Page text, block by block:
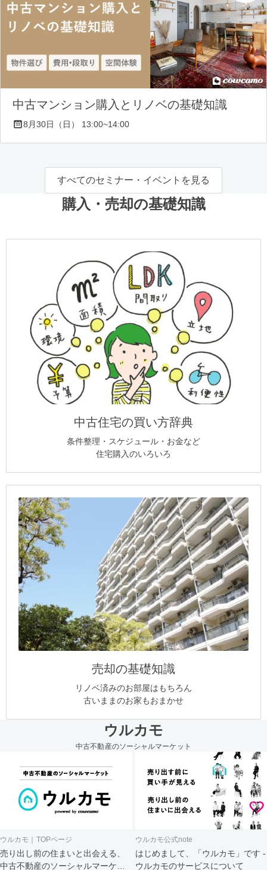
中古マンション購入とリノベの基礎知識
8月30日（日） 13:00~14:00
すべてのセミナー・イベントを見る
購入・売却の基礎知識
中古住宅の買い方辞典
条件整理・スケジュール・お金など
住宅購入のいろいろ
売却の基礎知識
リノベ済みのお部屋はもちろん
古いままのお家もおまかせ
ウルカモ
中古不動産のソーシャルマーケット
ウルカモ｜TOPページ
売り出し前の住まいと出会える、
中古不動産のソーシャルマーケッ
ウルカモ公式note
はじめまして、「ウルカモ」です -
ウルカモのサービスについて